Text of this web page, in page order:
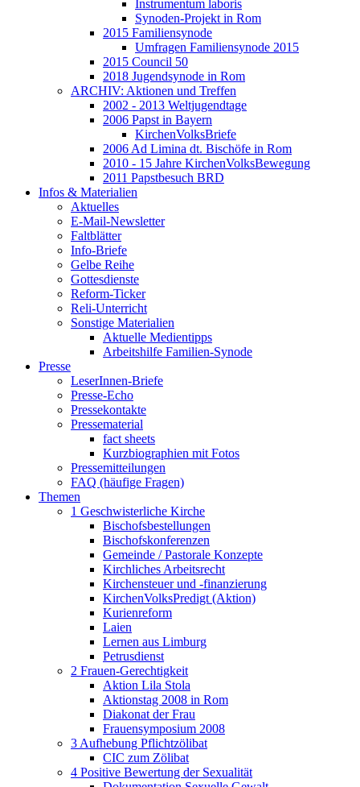
Instrumentum laboris
Synoden-Projekt in Rom
2015 Familiensynode
Umfragen Familiensynode 2015
2015 Council 50
2018 Jugendsynode in Rom
ARCHIV: Aktionen und Treffen
2002 - 2013 Weltjugendtage
2006 Papst in Bayern
KirchenVolksBriefe
2006 Ad Limina dt. Bischöfe in Rom
2010 - 15 Jahre KirchenVolksBewegung
2011 Papstbesuch BRD
Infos & Materialien
Aktuelles
E-Mail-Newsletter
Faltblätter
Info-Briefe
Gelbe Reihe
Gottesdienste
Reform-Ticker
Reli-Unterricht
Sonstige Materialien
Aktuelle Medientipps
Arbeitshilfe Familien-Synode
Presse
LeserInnen-Briefe
Presse-Echo
Pressekontakte
Pressematerial
fact sheets
Kurzbiographien mit Fotos
Pressemitteilungen
FAQ (häufige Fragen)
Themen
1 Geschwisterliche Kirche
Bischofsbestellungen
Bischofskonferenzen
Gemeinde / Pastorale Konzepte
Kirchliches Arbeitsrecht
Kirchensteuer und -finanzierung
KirchenVolksPredigt (Aktion)
Kurienreform
Laien
Lernen aus Limburg
Petrusdienst
2 Frauen-Gerechtigkeit
Aktion Lila Stola
Aktionstag 2008 in Rom
Diakonat der Frau
Frauensymposium 2008
3 Aufhebung Pflichtzölibat
CIC zum Zölibat
4 Positive Bewertung der Sexualität